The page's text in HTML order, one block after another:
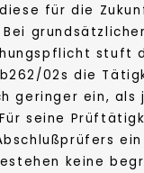
für die
stuft
02s die
geringer ein, als
seine
keine